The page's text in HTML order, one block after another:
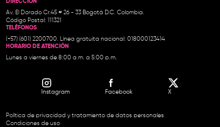
DIRECCIÓN
Av. El Dorado Cr.45 # 26 - 33 Bogotá D.C. Colombia.
Código Postal: 111321
TELÉFONOS
(+57) (601) 2200700. Línea gratuita nacional: 018000123414
HORARIO DE ATENCIÓN
Lunes a viernes de 8:00 a.m. a 5:00 p.m.
Instagram Facebook X
Política de privacidad y tratamiento de datos personales
Condiciones de uso